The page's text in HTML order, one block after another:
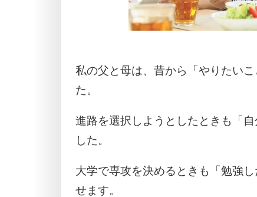
私の父と母は、昔から「やりたい
た。
進路を選択しようとしたときも「
した。
大学で専攻を決めるときも「勉強
せます。